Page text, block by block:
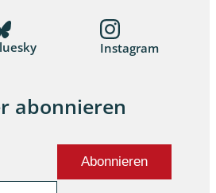
Instagram
abonnieren